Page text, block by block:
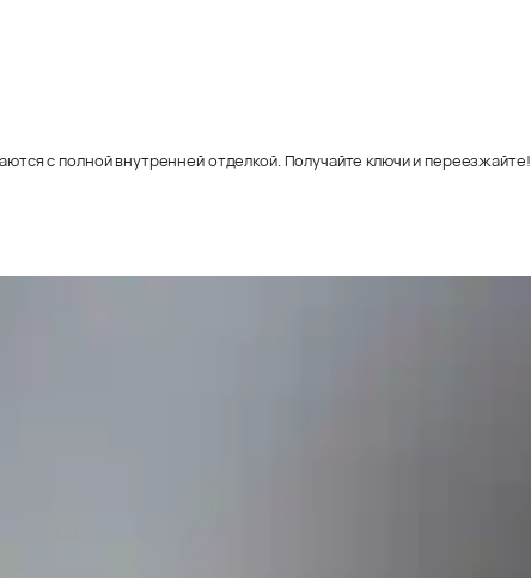
с полной внутренней отделкой. Получайте ключи и переезжайте!